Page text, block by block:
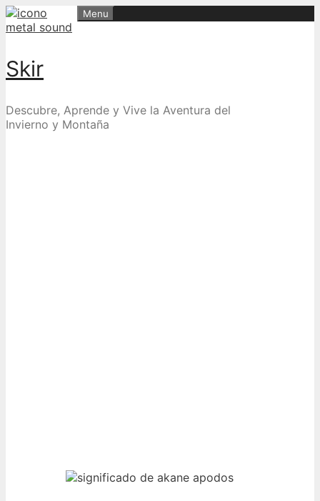
Skip
to
Skir
Descubre, Aprende y Vive la Aventura del
Invierno y Montaña
Menu